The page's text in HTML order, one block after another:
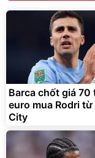
Barca chốt giá 70
euro mua Rodri từ
City